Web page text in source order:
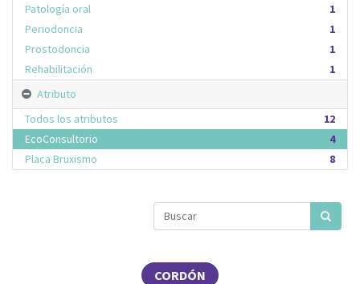
1
Patología oral
1
Periodoncia
1
Prostodoncia
1
Rehabilitación
Atributo
12
Todos los atributos
4
EcoConsultorio
8
Placa Bruxismo
CORDÓN